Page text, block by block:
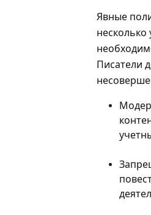
Явные
несколько
Писатели